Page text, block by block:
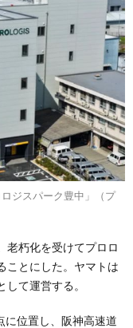
ジスパーク豊中」（プ
老朽化を受けてプロロ
ことにした。ヤマトは
て運営する。
に位置し、阪神高速道